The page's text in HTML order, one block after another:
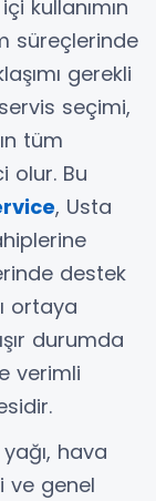
kullanımın
süreçlerinde
gerekli
seçimi,
tüm
olur. Bu
, Usta
destek
ortaya
durumda
verimli
hava
ve genel